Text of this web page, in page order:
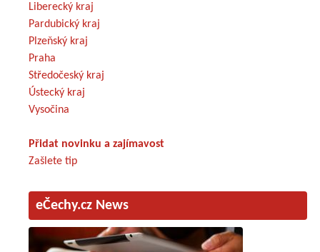
Liberecký kraj
Pardubický kraj
Plzeňský kraj
Praha
Středočeský kraj
Ústecký kraj
Vysočina
Přidat novinku a zajímavost
Zašlete tip
eČechy.cz News